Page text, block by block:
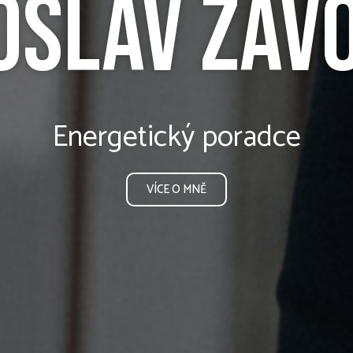
Energetický poradce
VÍCE O MNĚ